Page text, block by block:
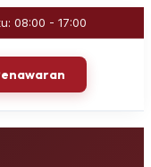
08:00 - 17:00